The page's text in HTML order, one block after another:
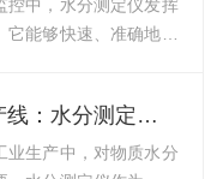
业节省了宝贵的时间
燥：确保天平在使用
进行适当的预热和校
平的准确性和稳定性。
中，应遵循天平的使
控中，水分测定仪发挥
能够快速、准确地测
的维护与优化是不可
维护工作是保证水分仪
从实验室到生产线：水分测定仪的广泛适用性
业生产中，对物质水分